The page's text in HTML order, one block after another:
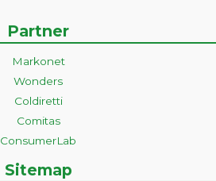
Partner
Markonet
Wonders
Coldiretti
Comitas
ConsumerLab
Sitemap